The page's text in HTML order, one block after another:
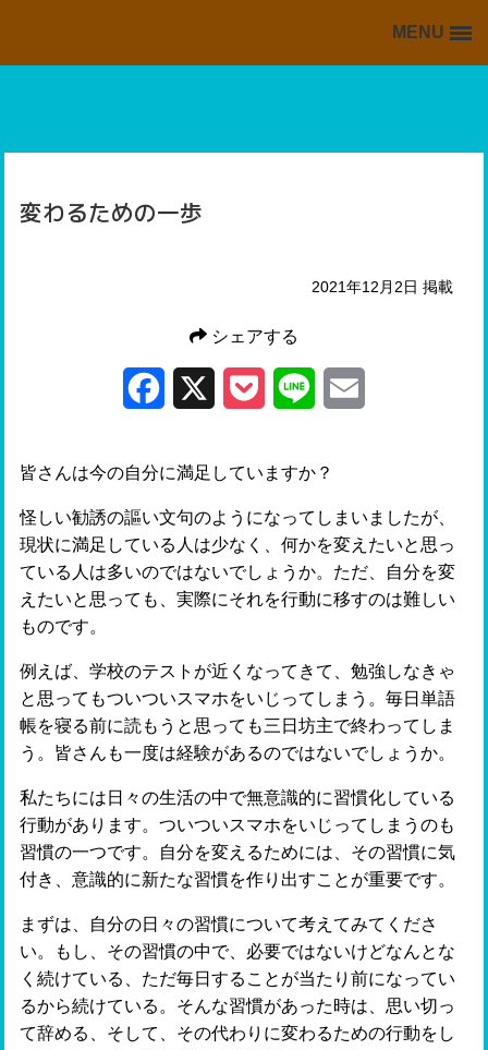
MENU
変わるための一歩
2021年12月2日 掲載
シェアする
Facebook Pocket Line
皆さんは今の自分に満足していますか？
怪しい勧誘の謳い文句のようになってしまいましたが、
現状に満足している人は少なく、何かを変えたいと思っ
ている人は多いのではないでしょうか。ただ、自分を変
えたいと思っても、実際にそれを行動に移すのは難しい
ものです。
例えば、学校のテストが近くなってきて、勉強しなきゃ
と思ってもついついスマホをいじってしまう。毎日単語
帳を寝る前に読もうと思っても三日坊主で終わってしま
う。皆さんも一度は経験があるのではないでしょうか。
私たちには日々の生活の中で無意識的に習慣化している
行動があります。ついついスマホをいじってしまうのも
習慣の一つです。自分を変えるためには、その習慣に気
付き、意識的に新たな習慣を作り出すことが重要です。
まずは、自分の日々の習慣について考えてみてくださ
い。もし、その習慣の中で、必要ではないけどなんとな
く続けている、ただ毎日することが当たり前になってい
るから続けている。そんな習慣があった時は、思い切っ
て辞める、そして、その代わりに変わるための行動をし